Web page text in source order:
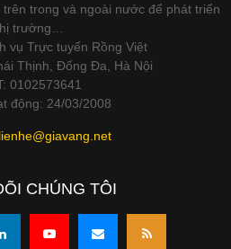
trong và ngoài nước để phát triển
trường…
vụ Trực tuyến Rồng Việt
Thịnh, Đống Đa, Hà Nội
0102573641
động: 24/03/2008
lienhe@giavang.net
CHÚNG TÔI